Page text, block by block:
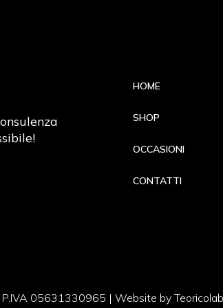
HOME
SHOP
OCCASIONI
CONTATTI
05631330965 | Website by Teoricolab